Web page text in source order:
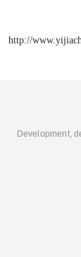
http://
Development,